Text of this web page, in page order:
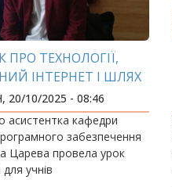
ПРО ТЕХНОЛОГІЇ,
ІНТЕРНЕТ І ШЛЯХ
ПРОФЕСІЇ
20/10/2025 - 08:46
асистентка кафедри
забезпечення
Царева провела урок
учнів